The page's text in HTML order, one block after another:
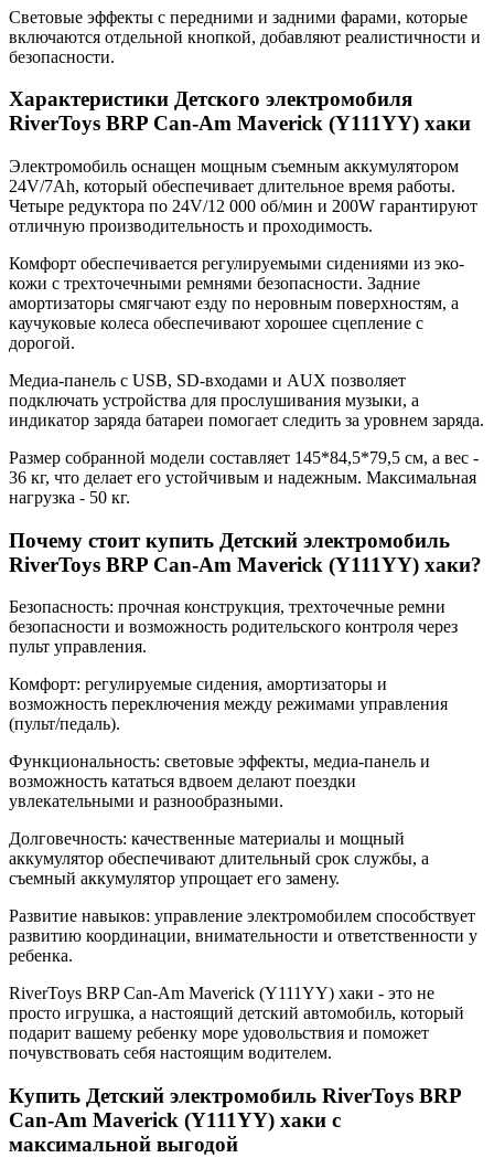
Световые эффекты с передними и задними фарами, которые
включаются отдельной кнопкой, добавляют реалистичности и
безопасности.
Характеристики Детского электромобиля
RiverToys BRP Can-Am Maverick (Y111YY) хаки
Электромобиль оснащен мощным съемным аккумулятором
24V/7Ah, который обеспечивает длительное время работы.
Четыре редуктора по 24V/12 000 об/мин и 200W гарантируют
отличную производительность и проходимость.
Комфорт обеспечивается регулируемыми сидениями из эко-
кожи с трехточечными ремнями безопасности. Задние
амортизаторы смягчают езду по неровным поверхностям, а
каучуковые колеса обеспечивают хорошее сцепление с
дорогой.
Медиа-панель с USB, SD-входами и AUX позволяет
подключать устройства для прослушивания музыки, а
индикатор заряда батареи помогает следить за уровнем заряда.
Размер собранной модели составляет 145*84,5*79,5 см, а вес -
36 кг, что делает его устойчивым и надежным. Максимальная
нагрузка - 50 кг.
Почему стоит купить Детский электромобиль
RiverToys BRP Can-Am Maverick (Y111YY) хаки?
Безопасность: прочная конструкция, трехточечные ремни
безопасности и возможность родительского контроля через
пульт управления.
Комфорт: регулируемые сидения, амортизаторы и
возможность переключения между режимами управления
(пульт/педаль).
Функциональность: световые эффекты, медиа-панель и
возможность кататься вдвоем делают поездки
увлекательными и разнообразными.
Долговечность: качественные материалы и мощный
аккумулятор обеспечивают длительный срок службы, а
съемный аккумулятор упрощает его замену.
Развитие навыков: управление электромобилем способствует
развитию координации, внимательности и ответственности у
ребенка.
RiverToys BRP Can-Am Maverick (Y111YY) хаки - это не
просто игрушка, а настоящий детский автомобиль, который
подарит вашему ребенку море удовольствия и поможет
почувствовать себя настоящим водителем.
Купить Детский электромобиль RiverToys BRP
Can-Am Maverick (Y111YY) хаки с
максимальной выгодой